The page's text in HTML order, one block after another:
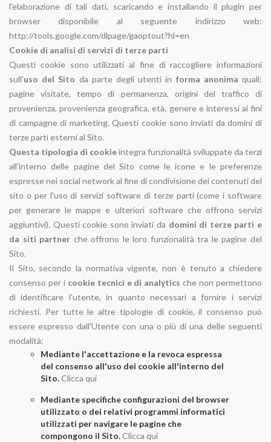
l'elaborazione di tali dati, scaricando e installando il plugin per
browser disponibile al seguente indirizzo web:
http://tools.google.com/dlpage/gaoptout?hl=en
Cookie di analisi di servizi di terze parti
Questi cookie sono utilizzati al fine di raccogliere informazioni
sull'uso del Sito da parte degli utenti in forma anonima quali:
pagine visitate, tempo di permanenza, origini del traffico di
provenienza, provenienza geografica, età, genere e interessi ai fini
di campagne di marketing. Questi cookie sono inviati da domini di
terze parti esterni al Sito.
Questa tipologia di cookieintegra funzionalità sviluppate da terzi
all'interno delle pagine del Sito come le icone e le preferenze
espresse nei social network al fine di condivisione dei contenuti del
sito o per l'uso di servizi software di terze parti (come i software
per generare le mappe e ulteriori software che offrono servizi
aggiuntivi). Questi cookie sono inviati da domini di terze parti e
da siti partner che offrono le loro funzionalità tra le pagine del
Sito.
Il Sito, secondo la normativa vigente, non è tenuto a chiedere
consenso per i cookie tecnici e di analytics che non permettono
di identificare l'utente, in quanto necessari a fornire i servizi
richiesti. Per tutte le altre tipologie di cookie, il consenso può
essere espresso dall'Utente con una o più di una delle seguenti
modalità:
Mediante l'accettazione e la revoca espressa
del consenso all'uso dei cookie all'interno del
Sito.Clicca qui
Mediante specifiche configurazioni del browser
utilizzato o dei relativi programmi informatici
utilizzati per navigare le pagine che
compongono il Sito.Clicca qui